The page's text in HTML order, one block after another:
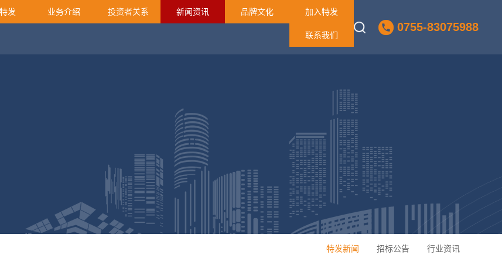
0755-83075988
发 业务介绍 投资者关系 新闻资讯 品牌文化 加入特发
联系我们
特发新闻 招标公告 行业资讯